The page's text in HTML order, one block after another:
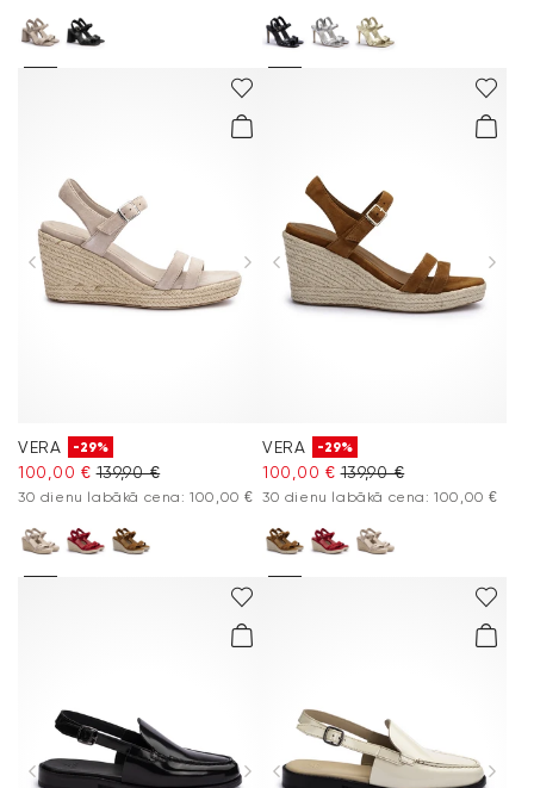
VERA -29%
100,00 € 139,90 €
30 dienu labākā cena: 100,00 €
VERA -29%
100,00 € 139,90 €
30 dienu labākā cena: 100,00 €